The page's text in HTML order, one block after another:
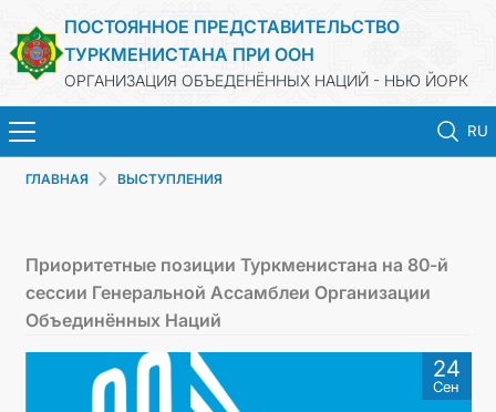
ПОСТОЯННОЕ ПРЕДСТАВИТЕЛЬСТВО
ТУРКМЕНИСТАНА ПРИ ООН
ОРГАНИЗАЦИЯ ОБЪЕДЕНЁННЫХ НАЦИЙ - НЬЮ ЙОРК
RU
ГЛАВНАЯ
ГЛАВНАЯ ВЫСТУПЛЕНИЯ
Приоритетные позиции Туркменистана на 80-й
сессии Генеральной Ассамблеи Организации
Объединённых Наций
24
Сен